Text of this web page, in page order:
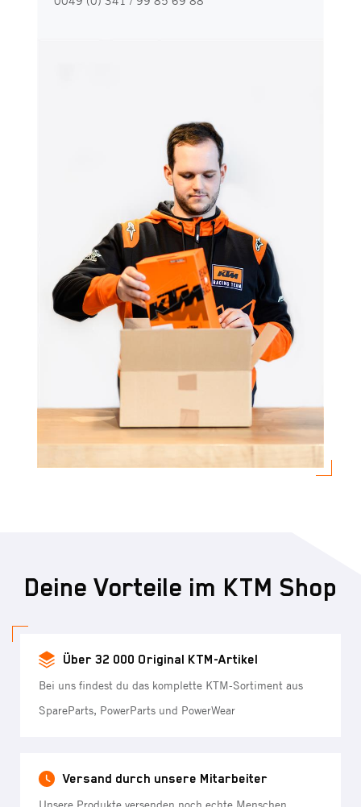
Deine Vorteile im KTM Shop
Über 32 000 Original KTM-Artikel
Bei uns findest du das komplette KTM-Sortiment aus
SpareParts, PowerParts und PowerWear
Versand durch unsere Mitarbeiter
Unsere Produkte versenden noch echte Menschen.